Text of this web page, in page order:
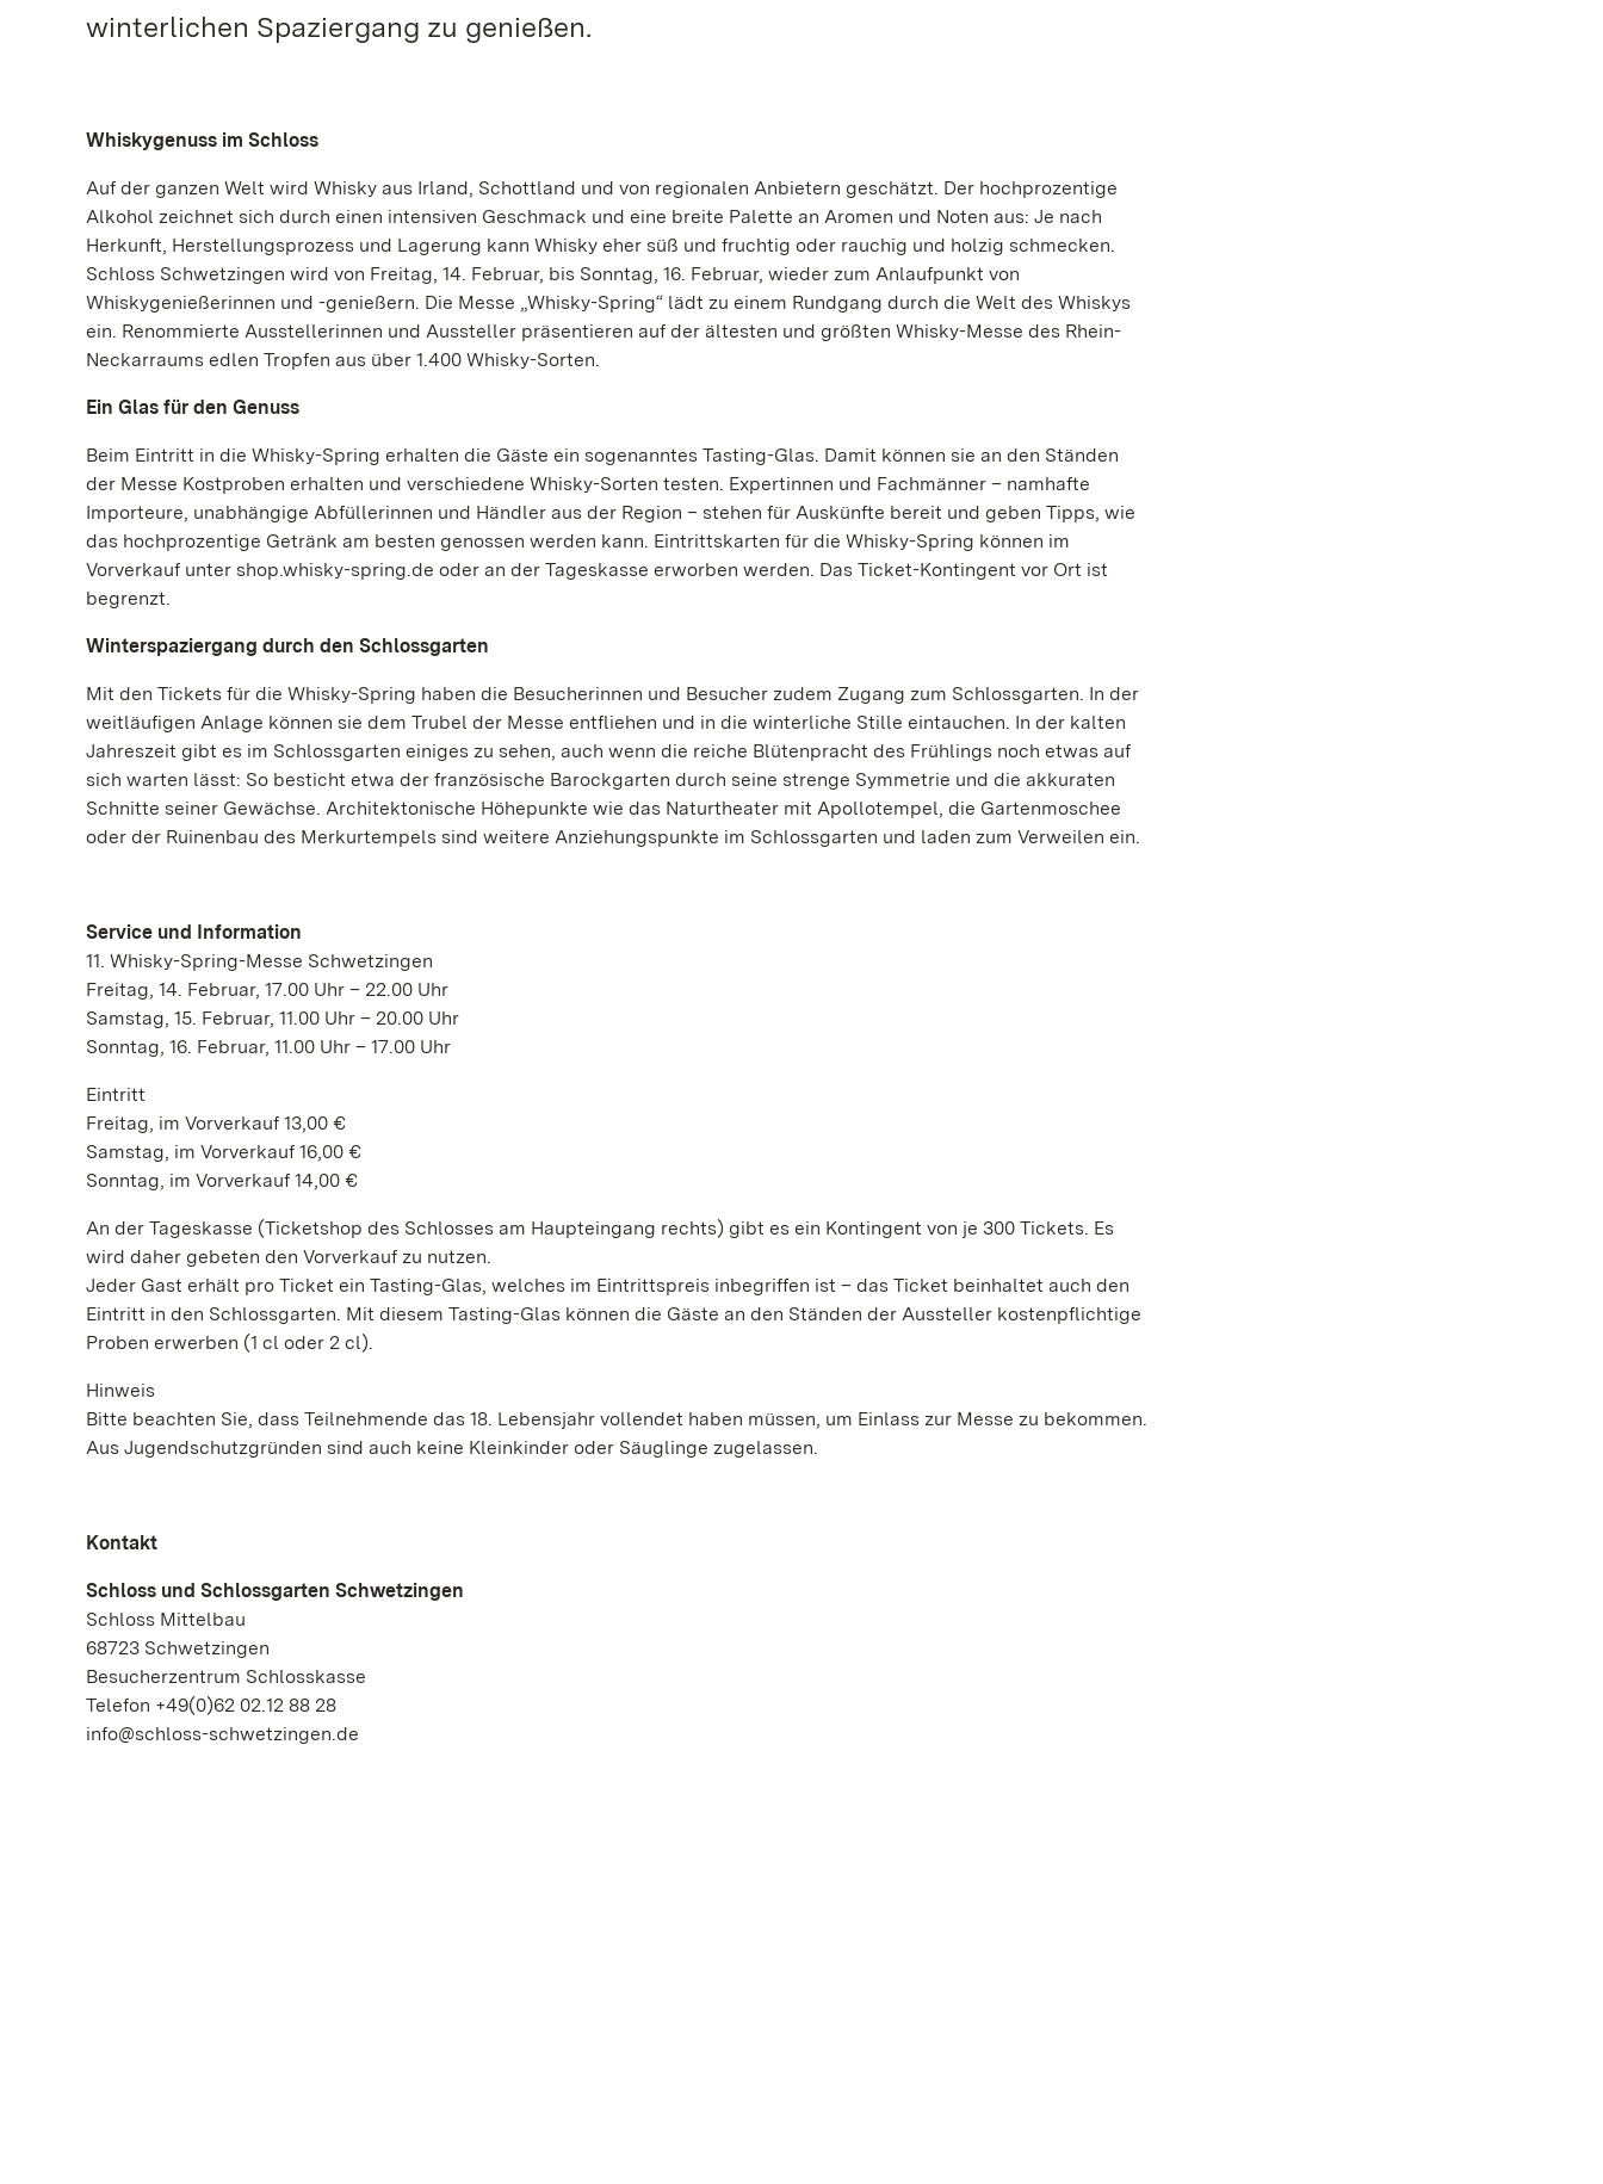
winterlichen Spaziergang zu genießen.
Whiskygenuss im Schloss
Auf der ganzen Welt wird Whisky aus Irland, Schottland und von regionalen Anbietern geschätzt. Der hochprozentige
Alkohol zeichnet sich durch einen intensiven Geschmack und eine breite Palette an Aromen und Noten aus: Je nach
Herkunft, Herstellungsprozess und Lagerung kann Whisky eher süß und fruchtig oder rauchig und holzig schmecken.
Schloss Schwetzingen wird von Freitag, 14. Februar, bis Sonntag, 16. Februar, wieder zum Anlaufpunkt von
Whiskygenießerinnen und -genießern. Die Messe „Whisky-Spring“ lädt zu einem Rundgang durch die Welt des Whiskys
ein. Renommierte Ausstellerinnen und Aussteller präsentieren auf der ältesten und größten Whisky-Messe des Rhein-
Neckarraums edlen Tropfen aus über 1.400 Whisky-Sorten.
Ein Glas für den Genuss
Beim Eintritt in die Whisky-Spring erhalten die Gäste ein sogenanntes Tasting-Glas. Damit können sie an den Ständen
der Messe Kostproben erhalten und verschiedene Whisky-Sorten testen. Expertinnen und Fachmänner – namhafte
Importeure, unabhängige Abfüllerinnen und Händler aus der Region – stehen für Auskünfte bereit und geben Tipps, wie
das hochprozentige Getränk am besten genossen werden kann. Eintrittskarten für die Whisky-Spring können im
Vorverkauf unter shop.whisky-spring.de oder an der Tageskasse erworben werden. Das Ticket-Kontingent vor Ort ist
begrenzt.
Winterspaziergang durch den Schlossgarten
Mit den Tickets für die Whisky-Spring haben die Besucherinnen und Besucher zudem Zugang zum Schlossgarten. In der
weitläufigen Anlage können sie dem Trubel der Messe entfliehen und in die winterliche Stille eintauchen. In der kalten
Jahreszeit gibt es im Schlossgarten einiges zu sehen, auch wenn die reiche Blütenpracht des Frühlings noch etwas auf
sich warten lässt: So besticht etwa der französische Barockgarten durch seine strenge Symmetrie und die akkuraten
Schnitte seiner Gewächse. Architektonische Höhepunkte wie das Naturtheater mit Apollotempel, die Gartenmoschee
oder der Ruinenbau des Merkurtempels sind weitere Anziehungspunkte im Schlossgarten und laden zum Verweilen ein.
Service und Information
11. Whisky-Spring-Messe Schwetzingen
Freitag, 14. Februar, 17.00 Uhr – 22.00 Uhr
Samstag, 15. Februar, 11.00 Uhr – 20.00 Uhr
Sonntag, 16. Februar, 11.00 Uhr – 17.00 Uhr
Eintritt
Freitag, im Vorverkauf 13,00 €
Samstag, im Vorverkauf 16,00 €
Sonntag, im Vorverkauf 14,00 €
An der Tageskasse (Ticketshop des Schlosses am Haupteingang rechts) gibt es ein Kontingent von je 300 Tickets. Es
wird daher gebeten den Vorverkauf zu nutzen.
Jeder Gast erhält pro Ticket ein Tasting-Glas, welches im Eintrittspreis inbegriffen ist – das Ticket beinhaltet auch den
Eintritt in den Schlossgarten. Mit diesem Tasting-Glas können die Gäste an den Ständen der Aussteller kostenpflichtige
Proben erwerben (1 cl oder 2 cl).
Hinweis
Bitte beachten Sie, dass Teilnehmende das 18. Lebensjahr vollendet haben müssen, um Einlass zur Messe zu bekommen.
Aus Jugendschutzgründen sind auch keine Kleinkinder oder Säuglinge zugelassen.
Kontakt
Schloss und Schlossgarten Schwetzingen
Schloss Mittelbau
68723 Schwetzingen
Besucherzentrum Schlosskasse
Telefon +49(0)62 02.12 88 28
info@schloss-schwetzingen.de